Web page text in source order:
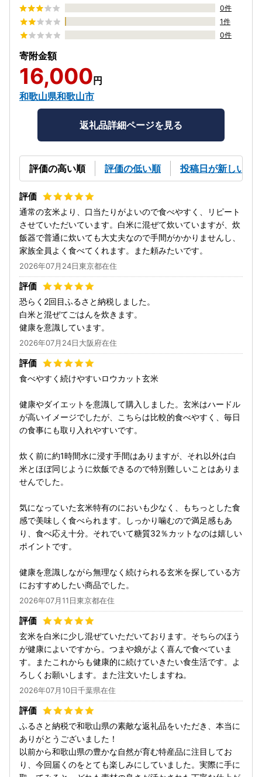
0件
1件
0件
寄附金額
16,000 円
和歌山県和歌山市
返礼品詳細ページを見る
評価の高い順 評価の低い順 投稿日が新しい順
通常の玄米より、口当たりがよいので食べやすく、リピート
させていただいています。白米に混ぜて炊いていますが、炊
飯器で普通に炊いても大丈夫なので手間がかかりませんし、
家族全員よく食べてくれます。また頼みたいです。
2026年07月24日東京都在住
恐らく2回目ふるさと納税しました。
白米と混ぜてごはんを炊きます。
健康を意識しています。
2026年07月24日大阪府在住
食べやすく続けやすいロウカット玄米
健康やダイエットを意識して購入しました。玄米はハードル
が高いイメージでしたが、こちらは比較的食べやすく、毎日
の食事にも取り入れやすいです。
炊く前に約1時間水に浸す手間はありますが、それ以外は白
米とほぼ同じように炊飯できるので特別難しいことはありま
せんでした。
気になっていた玄米特有のにおいも少なく、もちっとした食
感で美味しく食べられます。しっかり噛むので満足感もあ
り、食べ応え十分。それでいて糖質32％カットなのは嬉しい
ポイントです。
健康を意識しながら無理なく続けられる玄米を探している方
におすすめしたい商品でした。
2026年07月11日東京都在住
玄米を白米に少し混ぜていただいております。そちらのほう
が健康によいですから。つまや娘がよく喜んで食べていま
す。またこれからも健康的に続けていきたい食生活です。よ
ろしくお願いします。また注文いたしますね。
2026年07月10日千葉県在住
ふるさと納税で和歌山県の素敵な返礼品をいただき、本当に
ありがとうございました！
​以前から和歌山県の豊かな自然が育む特産品に注目してお
り、今回届くのをとても楽しみにしていました。実際に手に